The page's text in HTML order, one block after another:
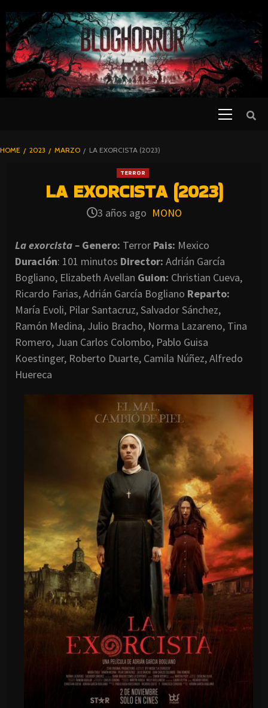
TO
CONTENT
BLOGHORROR
HOME 2023 MARZO LA EXORCISTA (2023)
TERROR
LA EXORCISTA (2023)
3 años ago MONO
La exorcista – Genero: Terror Pais: Mexico
Duración: 101 minutos Director: Adrián García
Bogliano, Elizabeth Avellan Guion: Christian Cueva,
Ricardo Farias, Adrián García Bogliano Reparto:
María Evoli, Pilar Santacruz, Salvador Sánchez,
Ramón Medina, Julio Bracho, Norma Lazareno, Tina
Romero, Juan Carlos Colombo, Pablo Guisa
Koestinger, Roberto Duarte, Camila Núñez, Alfredo
Huereca